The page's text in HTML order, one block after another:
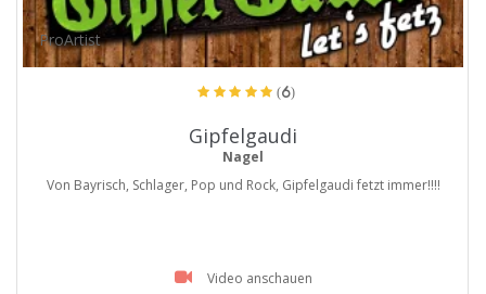
ProArtist
(6)
Gipfelgaudi
Nagel
Von Bayrisch, Schlager, Pop und Rock, Gipfelgaudi fetzt immer!!!!
Video anschauen